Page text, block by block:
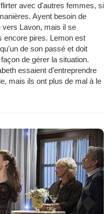
avec d'autres femmes, si
Ayent besoin de
vers Lavon, mais il se
encore pires. Lemon est
de son passé et doit
de gérer la situation.
essaient d’entreprendre
mais ils ont plus de mal à le